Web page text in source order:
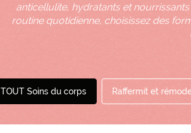
anticellulite, hydratants et
routine quotidienne, choisissez des
TOUT Soins du corps Raffermit et